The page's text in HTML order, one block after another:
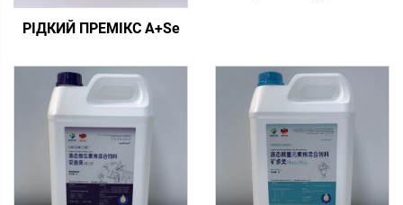
РІДКИЙ ПРЕМІКС A+Se